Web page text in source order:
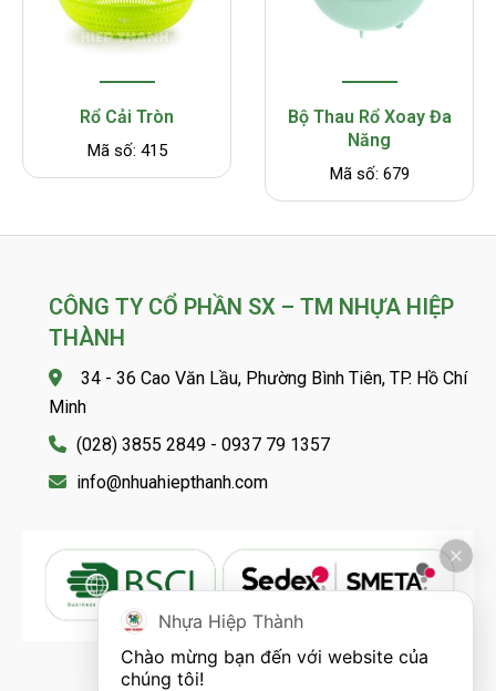
Rổ Cải Tròn
Mã số: 415
Bộ Thau Rổ Xoay Đa
Năng
Mã số: 679
CÔNG TY CỔ PHẦN SX – TM NHỰA HIỆP
THÀNH
34 - 36 Cao Văn Lầu, Phường Bình Tiên, TP. Hồ Chí
Minh
(028) 3855 2849 - 0937 79 1357
info@nhuahiepthanh.com
Nhựa Hiệp Thành
Chào mừng bạn đến với website của
chúng tôi!